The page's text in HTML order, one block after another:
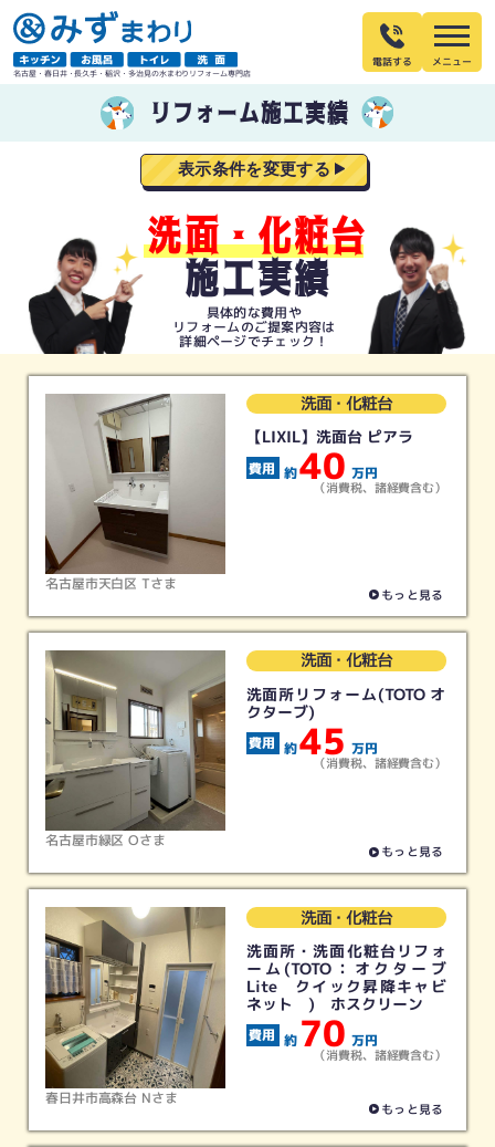
名古屋・春日井・長久手・稲沢・多治見の水まわりリフォーム専門店
電話する
リフォーム施工実績
表示条件を変更する
洗面・化粧台
施工実績
具体的な費用や
リフォームのご提案内容は
詳細ページでチェック！
名古屋市天白区 Tさま
洗面・化粧台
【LIXIL】洗面台 ピアラ
約40 万円
（消費税、諸経費含む）
もっと見る
名古屋市緑区 Oさま
洗面・化粧台
洗面所リフォーム(TOTO オ
クターブ)
約45 万円
（消費税、諸経費含む）
もっと見る
春日井市高森台 Nさま
洗面・化粧台
洗面所・洗面化粧台リフォ
ーム(TOTO：オクターブ
Lite クイック昇降キャビ
ネット ) ホスクリーン
約 70 万円
（消費税、諸経費含む）
もっと見る